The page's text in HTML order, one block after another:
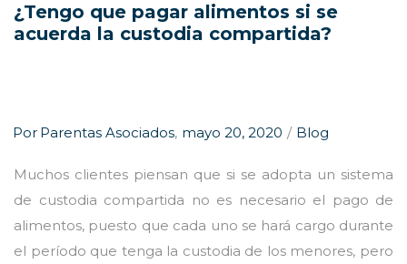
¿Tengo que pagar alimentos si se
acuerda la custodia compartida?
Por Parentas Asociados mayo 20, 2020 Blog
Muchos clientes piensan que si se adopta un sistema
de custodia compartida no es necesario el pago de
alimentos, puesto que cada uno se hará cargo durante
el período que tenga la custodia de los menores, pero